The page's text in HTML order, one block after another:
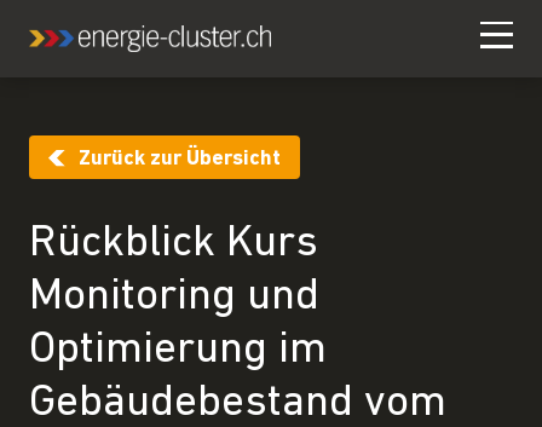
Zurück zur Übersicht
Rückblick Kurs
Monitoring und
Optimierung im
Gebäudebestand vom